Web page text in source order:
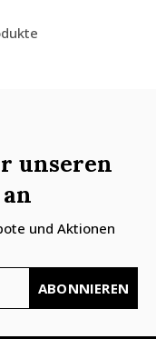
unseren
und Aktionen
ABONNIEREN